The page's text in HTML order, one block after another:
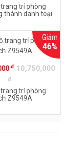
trí phòng
thành danh toại
Giảm
46%
đ 10,750,000
đ
trí phòng
Z9549A